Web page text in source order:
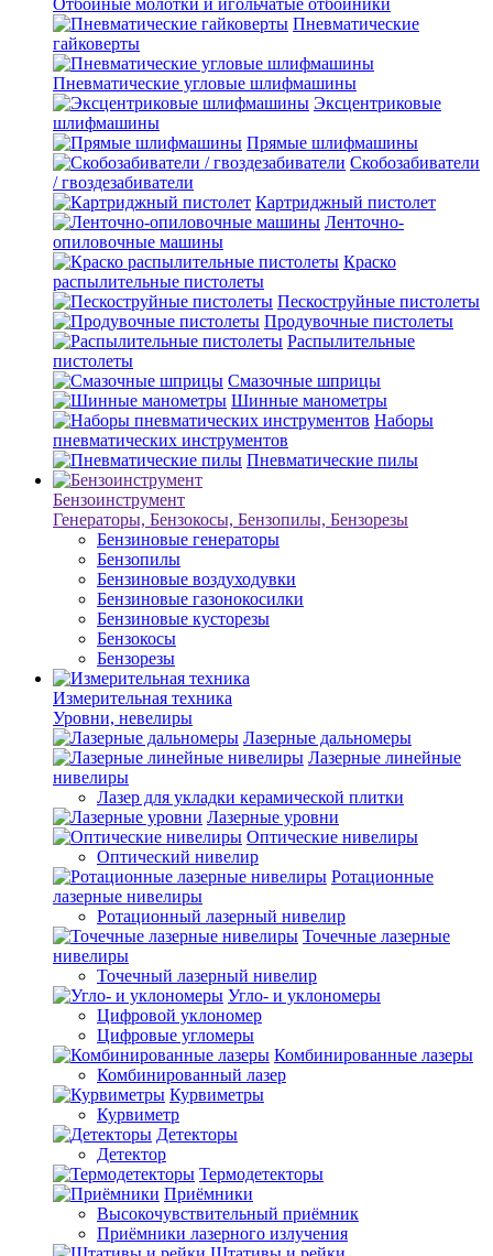
Пневматические
гайковерты
Пневматические угловые шлифмашины
Эксцентриковые
шлифмашины
Прямые шлифмашины
Скобозабиватели
/ гвоздезабиватели
Картриджный пистолет
Ленточно-
опиловочные машины
Краско
распылительные пистолеты
Пескоструйные пистолеты
Продувочные пистолеты
Распылительные
пистолеты
Смазочные шприцы
Шинные манометры
Наборы
пневматических инструментов
Пневматические пилы
Бензоинструмент
Генераторы, Бензокосы, Бензопилы, Бензорезы
Бензиновые генераторы
Бензопилы
Бензиновые воздуходувки
Бензиновые газонокосилки
Бензиновые кусторезы
Бензокосы
Бензорезы
Измерительная техника
Уровни, невелиры
Лазерные дальномеры
Лазерные линейные
нивелиры
Лазер для укладки керамической плитки
Лазерные уровни
Оптические нивелиры
Оптический нивелир
Ротационные
лазерные нивелиры
Ротационный лазерный нивелир
Точечные лазерные
нивелиры
Точечный лазерный нивелир
Угло- и уклономеры
Цифровой уклономер
Цифровые угломеры
Комбинированные лазеры
Комбинированный лазер
Курвиметры
Курвиметр
Детекторы
Детектор
Термодетекторы
Приёмники
Высокочувствительный приёмник
Приёмники лазерного излучения